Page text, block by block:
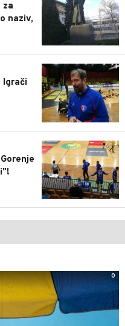
za
naziv,
1
Igrači
3
0